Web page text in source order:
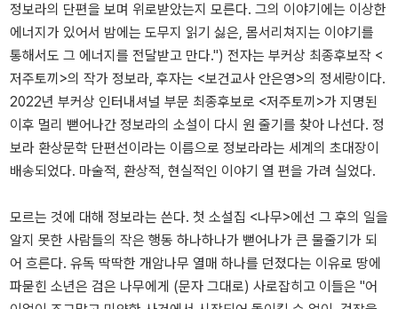
정보라의 단편을 보며 위로받았는지 모른다. 그의 이야기에는 이상한
에너지가 있어서 밤에는 도무지 읽기 싫은, 몸서리쳐지는 이야기를
통해서도 그 에너지를 전달받고 만다.") 전자는 부커상 최종후보작 <
저주토끼>의 작가 정보라, 후자는 <보건교사 안은영>의 정세랑이다.
2022년 부커상 인터내셔널 부문 최종후보로 <저주토끼>가 지명된
이후 멀리 뻗어나간 정보라의 소설이 다시 원 줄기를 찾아 나선다. 정
보라 환상문학 단편선이라는 이름으로 정보라라는 세계의 초대장이
배송되었다. 마술적, 환상적, 현실적인 이야기 열 편을 가려 실었다.
모르는 것에 대해 정보라는 쓴다. 첫 소설집 <나무>에선 그 후의 일을
알지 못한 사람들의 작은 행동 하나하나가 뻗어나가 큰 물줄기가 되
어 흐른다. 유독 딱딱한 개암나무 열매 하나를 던졌다는 이유로 땅에
파묻힌 소년은 검은 나무에게 (문자 그대로) 사로잡히고 이들은 "어